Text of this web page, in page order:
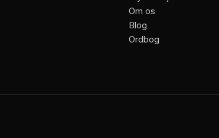
Om os
Blog
Ordbog